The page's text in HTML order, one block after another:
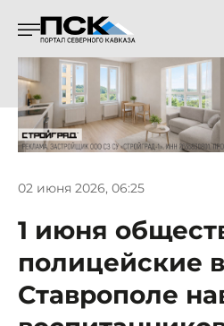
02 июня 2026, 06:25
1 июня
полицейские в
Ставрополе